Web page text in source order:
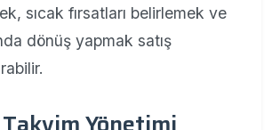
sıcak fırsatları belirlemek ve
dönüş yapmak satış